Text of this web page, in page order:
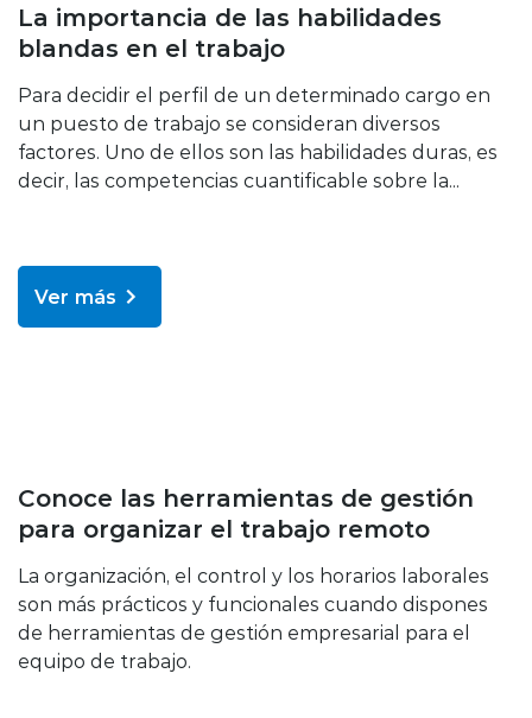
La importancia de las habilidades
blandas en el trabajo
Para decidir el perfil de un determinado cargo en
un puesto de trabajo se consideran diversos
factores. Uno de ellos son las habilidades duras, es
decir, las competencias cuantificable sobre la...
Ver más
Conoce las herramientas de gestión
para organizar el trabajo remoto
La organización, el control y los horarios laborales
son más prácticos y funcionales cuando dispones
de herramientas de gestión empresarial para el
equipo de trabajo.